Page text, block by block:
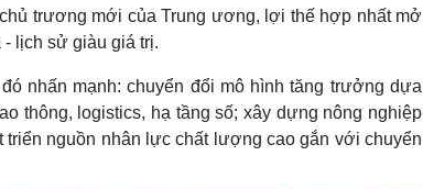
trương mới của Trung ương, lợi thế hợp nhất mở
- lịch sử giàu giá trị.
nhấn mạnh: chuyển đổi mô hình tăng trưởng dựa
thông, logistics, hạ tầng số; xây dựng nông nghiệp
nguồn nhân lực chất lượng cao gắn với chuyển